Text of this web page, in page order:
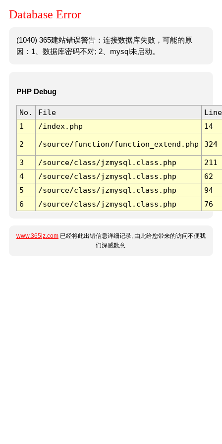
Database Error
(1040) 365建站错误警告：连接数据库失败，可能的原
因：1、数据库密码不对; 2、mysql未启动。
PHP Debug
No. File
Line
1
/index.php 14
2 /source/function/function_extend.php 324
3 /source/class/jzmysql.class.php
211
4
/source/class/jzmysql.class.php
62
5
/source/class/jzmysql.class.php
94
6
/source/class/jzmysql.class.php 76
www.365jz.com 已经将此出错信息详细记录, 由此给您带来的访问不便我
们深感歉意.